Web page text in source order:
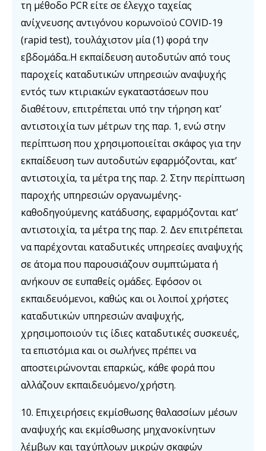
τη μέθοδο PCR είτε σε έλεγχο ταχείας
ανίχνευσης αντιγόνου κορωνοϊού COVID-19
(rapid test), τουλάχιστον μία (1) φορά την
εβδομάδα..Η εκπαίδευση αυτοδυτών από τους
παροχείς καταδυτικών υπηρεσιών αναψυχής
εντός των κτιριακών εγκαταστάσεων που
διαθέτουν, επιτρέπεται υπό την τήρηση κατ’
αντιστοιχία των μέτρων της παρ. 1, ενώ στην
περίπτωση που χρησιμοποιείται σκάφος για την
εκπαίδευση των αυτοδυτών εφαρμόζονται, κατ’
αντιστοιχία, τα μέτρα της παρ. 2. Στην περίπτωση
παροχής υπηρεσιών οργανωμένης-
καθοδηγούμενης κατάδυσης, εφαρμόζονται κατ’
αντιστοιχία, τα μέτρα της παρ. 2. Δεν επιτρέπεται
να παρέχονται καταδυτικές υπηρεσίες αναψυχής
σε άτομα που παρουσιάζουν συμπτώματα ή
ανήκουν σε ευπαθείς ομάδες. Εφόσον οι
εκπαιδευόμενοι, καθώς και οι λοιποί χρήστες
καταδυτικών υπηρεσιών αναψυχής,
χρησιμοποιούν τις ίδιες καταδυτικές συσκευές,
τα επιστόμια και οι σωλήνες πρέπει να
αποστειρώνονται επαρκώς, κάθε φορά που
αλλάζουν εκπαιδευόμενο/χρήστη.
10. Επιχειρήσεις εκμίσθωσης θαλασσίων μέσων
αναψυχής και εκμίσθωσης μηχανοκίνητων
λέμβων και ταχύπλοων μικρών σκαφών